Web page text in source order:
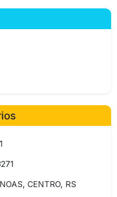
CENTRO, RS